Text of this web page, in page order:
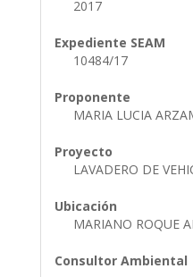
2017
Expediente SEAM
10484/17
Proponente
MARIA LUCIA
Proyecto
LAVADERO DE
Ubicación
MARIANO ROQUE
Consultor Ambiental